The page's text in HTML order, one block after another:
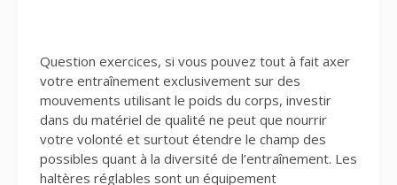
Question exercices, si vous pouvez tout à fait axer
votre entraînement exclusivement sur des
mouvements utilisant le poids du corps, investir
dans du matériel de qualité ne peut que nourrir
votre volonté et surtout étendre le champ des
possibles quant à la diversité de l’entraînement. Les
haltères réglables sont un équipement